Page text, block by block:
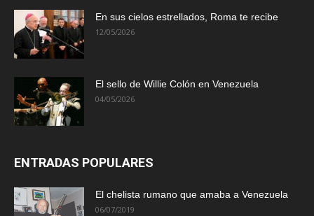
En sus cielos estrellados, Roma te recibe
12/05/2026
El sello de Willie Colón en Venezuela
04/05/2026
ENTRADAS POPULARES
El chelista rumano que amaba a Venezuela
06/07/2019